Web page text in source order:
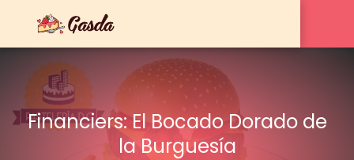
Financiers: El Bocado Dorado de
la Burguesía